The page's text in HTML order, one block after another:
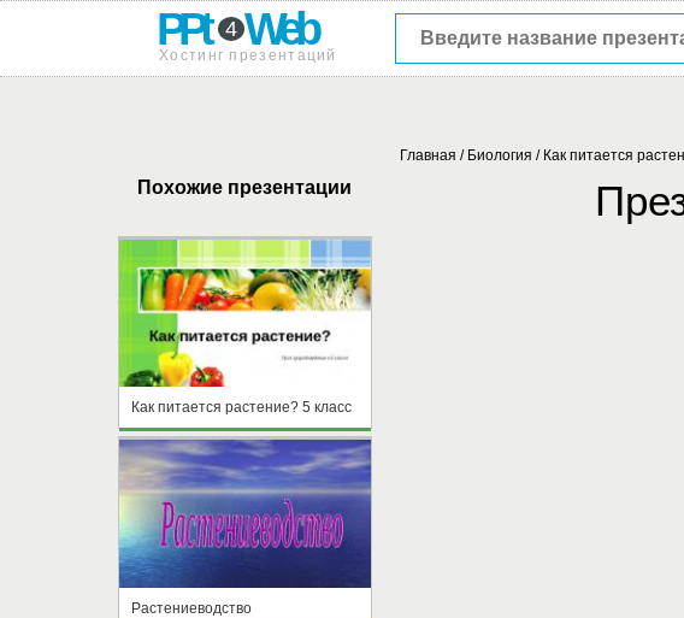
PPt 4 Web
Хостинг презентаций
Похожие презентации
Как питается растение? 5 класс
Растениеводство
Главная / Биология / Как питается